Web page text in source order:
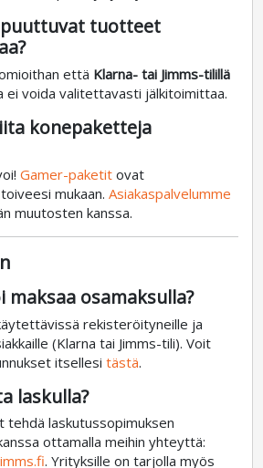
tuotteet
että Klarna- tai Jimms-tilillä
ei voida valitettavasti jälkitoimittaa.
konepaketteja
Gamer-paketit ovat
mukaan.Asiakaspalvelumme
muutosten kanssa.
maksaa osamaksulla?
rekisteröityneille ja
(Klarna tai Jimms-tili). Voit
itsellesitästä.
laskulla?
tehdä laskutussopimuksen
ottamalla meihin yhteyttä:
. Yrityksille on tarjolla myös